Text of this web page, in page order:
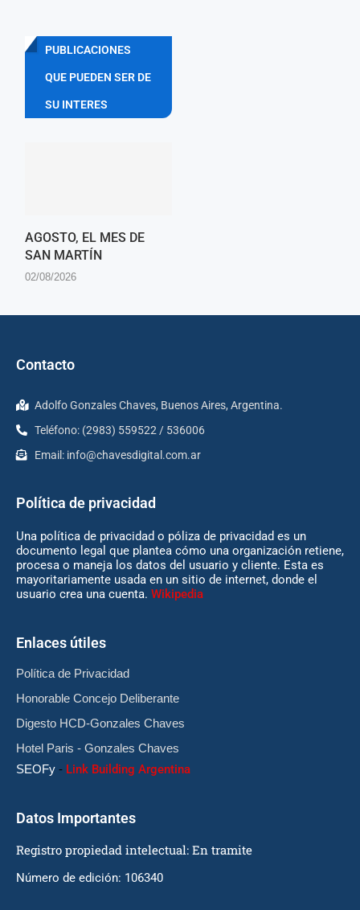
PUBLICACIONES
QUE PUEDEN SER DE
SU INTERES
AGOSTO, EL MES DE
SAN MARTÍN
02/08/2026
Contacto
Adolfo Gonzales Chaves, Buenos Aires, Argentina.
Teléfono: (2983) 559522 / 536006
Email: info@chavesdigital.com.ar
Política de privacidad
Una política de privacidad o póliza de privacidad es un
documento legal que plantea cómo una organización retiene,
procesa o maneja los datos del usuario y cliente. Esta es
mayoritariamente usada en un sitio de internet, donde el
usuario crea una cuenta. Wikipedia
Enlaces útiles
Política de Privacidad
Honorable Concejo Deliberante
Digesto HCD-Gonzales Chaves
Hotel Paris - Gonzales Chaves
SEOFy - Link Building Argentina
Datos Importantes
Registro propiedad intelectual: En tramite
Número de edición: 106340